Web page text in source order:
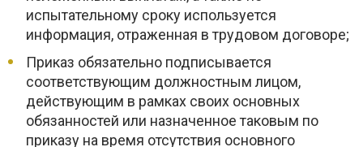
испытательному сроку используется
информация, отраженная в трудовом договоре;
Приказ обязательно подписывается
соответствующим должностным лицом,
действующим в рамках своих основных
обязанностей или назначенное таковым по
приказу на время отсутствия основного